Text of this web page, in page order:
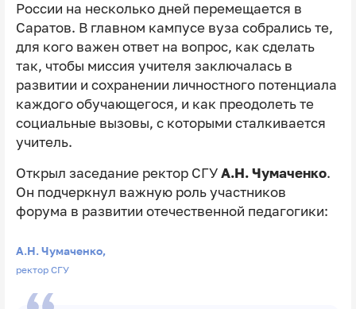
России на несколько дней перемещается в
Саратов. В главном кампусе вуза собрались те,
для кого важен ответ на вопрос, как сделать
так, чтобы миссия учителя заключалась в
развитии и сохранении личностного потенциала
каждого обучающегося, и как преодолеть те
социальные вызовы, с которыми сталкивается
учитель.
Открыл заседание ректор СГУ А.Н. Чумаченко.
Он подчеркнул важную роль участников
форума в развитии отечественной педагогики:
А.Н. Чумаченко,
ректор СГУ